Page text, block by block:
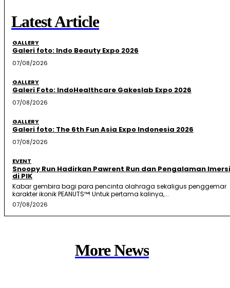
Latest Article
GALLERY
Galeri foto: Indo Beauty Expo 2026
07/08/2026
GALLERY
Galeri Foto: IndoHealthcare Gakeslab Expo 2026
07/08/2026
GALLERY
Galeri foto: The 6th Fun Asia Expo Indonesia 2026
07/08/2026
EVENT
Snoopy Run Hadirkan Pawrent Run dan Pengalaman
di PIK
Kabar gembira bagi para pencinta olahraga sekaligus penggemar
karakter ikonik PEANUTS™! Untuk pertama kalinya,...
07/08/2026
More News